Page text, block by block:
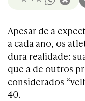
Apesar de a
a cada ano, os
dura realidade:
que a de outros
considerados
40.